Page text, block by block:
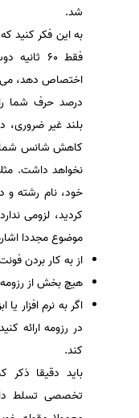
شد.
به این فکر کنید
فقط ۶۰
درصد حرف شما
بلند غیر ضروری،
کاهش شانس شما
نخواهد داشت.
خود، نام رشته و
کردید، لزومی
موضوع مجددا
از به کار بردن
هیچ بخش از
اگر به نرم افزار
در رزومه ارائه
کند.
باید دقیقا